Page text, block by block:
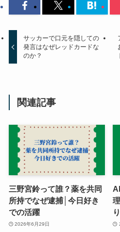
サッカーで口元を隠しての
発言はなぜレッドカードな
のか？
関連記事
三野宮鈴って誰？薬を共同
所持でなぜ逮捕│今日好き
での活躍
2026年6月29日